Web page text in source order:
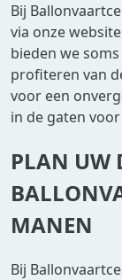
Bij
via onze
bieden we
profiteren van
voor een
in de gaten
PLAN UW
MANEN
Bij